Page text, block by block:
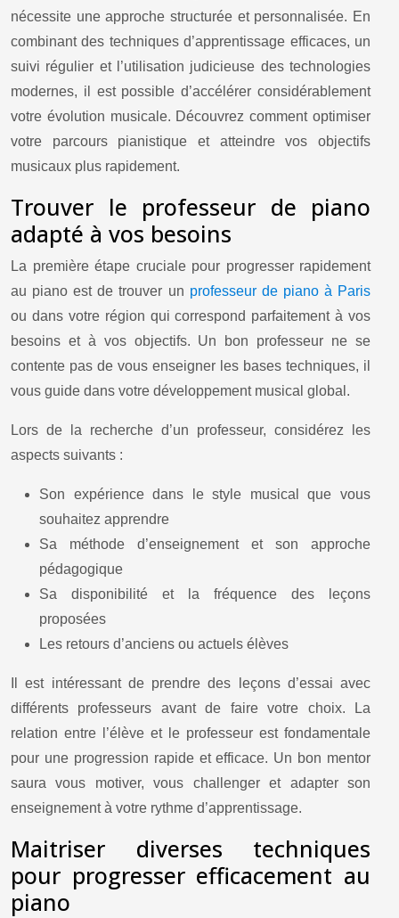
nécessite une approche structurée et personnalisée. En
combinant des techniques d’apprentissage efficaces, un
suivi régulier et l’utilisation judicieuse des technologies
modernes, il est possible d’accélérer considérablement
votre évolution musicale. Découvrez comment optimiser
votre parcours pianistique et atteindre vos objectifs
musicaux plus rapidement.
Trouver le professeur de piano
adapté à vos besoins
La première étape cruciale pour progresser rapidement
au piano est de trouver un professeur de piano à Paris
ou dans votre région qui correspond parfaitement à vos
besoins et à vos objectifs. Un bon professeur ne se
contente pas de vous enseigner les bases techniques, il
vous guide dans votre développement musical global.
Lors de la recherche d’un professeur, considérez les
aspects suivants :
Son expérience dans le style musical que vous
souhaitez apprendre
Sa méthode d’enseignement et son approche
pédagogique
Sa disponibilité et la fréquence des leçons
proposées
Les retours d’anciens ou actuels élèves
Il est intéressant de prendre des leçons d’essai avec
différents professeurs avant de faire votre choix. La
relation entre l’élève et le professeur est fondamentale
pour une progression rapide et efficace. Un bon mentor
saura vous motiver, vous challenger et adapter son
enseignement à votre rythme d’apprentissage.
Maitriser diverses techniques
pour progresser efficacement au
piano